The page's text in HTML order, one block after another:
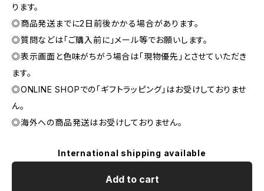
ります。
◎商品発送までに2日前後かかる場合があります。
◎質問などは「ご購入前に」メール等でお願いします。
◎表示画面と色味がちがう場合は「現物優先」とさせていただき
ます。
◎ONLINE SHOPでの「ギフトラッピング」はお受けしておりませ
ん。
◎海外への商品発送はお受けしておりません。
International shipping available
Add to cart